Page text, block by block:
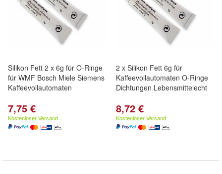
Silikon Fett 2 x 6g für O-Ringe
für WMF Bosch Miele Siemens
Kaffeevollautomaten
7,75 €
Kostenloser Versand
2 x Silikon Fett 6g für
Kaffeevollautomaten O-Ringe
Dichtungen Lebensmittelecht
8,72 €
Kostenloser Versand